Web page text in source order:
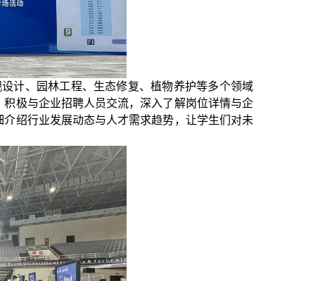
计、园林工程、生态修复、植物养护等多个领域
极与企业招聘人员交流，深入了解岗位详情与企
绍行业发展动态与人才需求趋势，让学生们对未